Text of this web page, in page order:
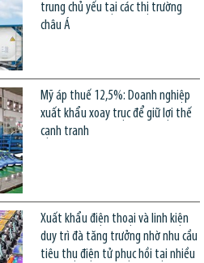
trung chủ yếu tại các thị trường
châu Á
Mỹ áp thuế 12,5%: Doanh nghiệp
xuất khẩu xoay trục để giữ lợi thế
cạnh tranh
Xuất khẩu điện thoại và linh kiện
duy trì đà tăng trưởng nhờ nhu cầu
tiêu thụ điện tử phục hồi tại nhiều